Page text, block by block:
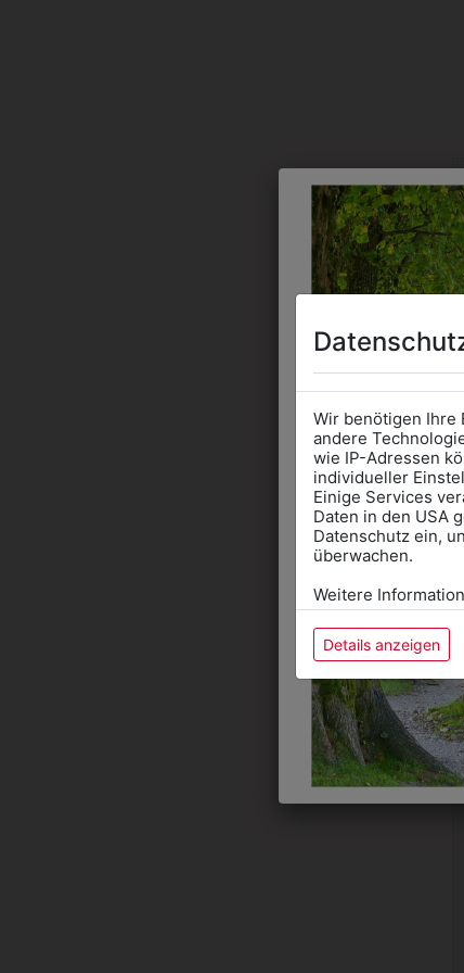
Wir benötigen Ihre
andere
wie IP-Adressen
individueller
Einige Services
Daten in den USA
Datenschutz ein,
überwachen.
Weitere
Details anzeigen